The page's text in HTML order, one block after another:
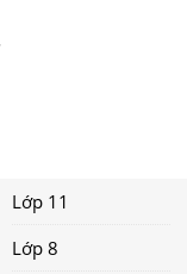
Lớp 11
Lớp 8